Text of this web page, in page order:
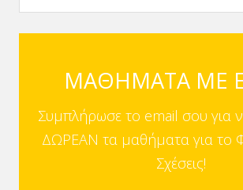
ΜΑΘΗΜΑΤΑ ΜΕ
Συμπλήρωσε το email σου για
ΔΩΡΕΑΝ τα μαθήματα για το
Σχέσεις!